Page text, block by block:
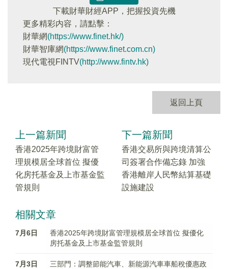
下載財華財經APP，把握投資先機
更多精彩内容，請點擊：
財華網(https://www.finet.hk/)
財華智庫網(https://www.finet.com.cn)
現代電視FINTV(http://www.fintv.hk)
返回上頁
上一篇新聞
香港2025年跨境財富管
理規模居全球首位 擬優
化房托基金及上市基金監
管規則
下一篇新聞
香港交易所與跨境清算公
司簽署合作備忘錄 加強
香港離岸人民幣結算基礎
設施建設
相關文章
7月6日
香港2025年跨境財富管理規模居全球首位 擬優化
房托基金及上市基金監管規則
7月3日
三部門：調整節能汽車、新能源汽車車船稅優惠政